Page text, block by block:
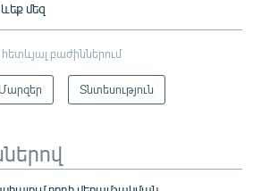
մեզ
բաժիններում
Մարզեր Տնտեսություն